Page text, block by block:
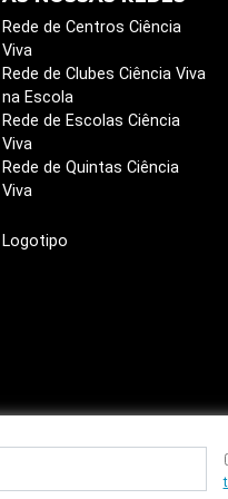
Rede de Centros Ciência
Viva
Rede de Clubes Ciência Viva
na Escola
Rede de Escolas Ciência
Viva
Rede de Quintas Ciência
Viva
Logotipo
-2026,